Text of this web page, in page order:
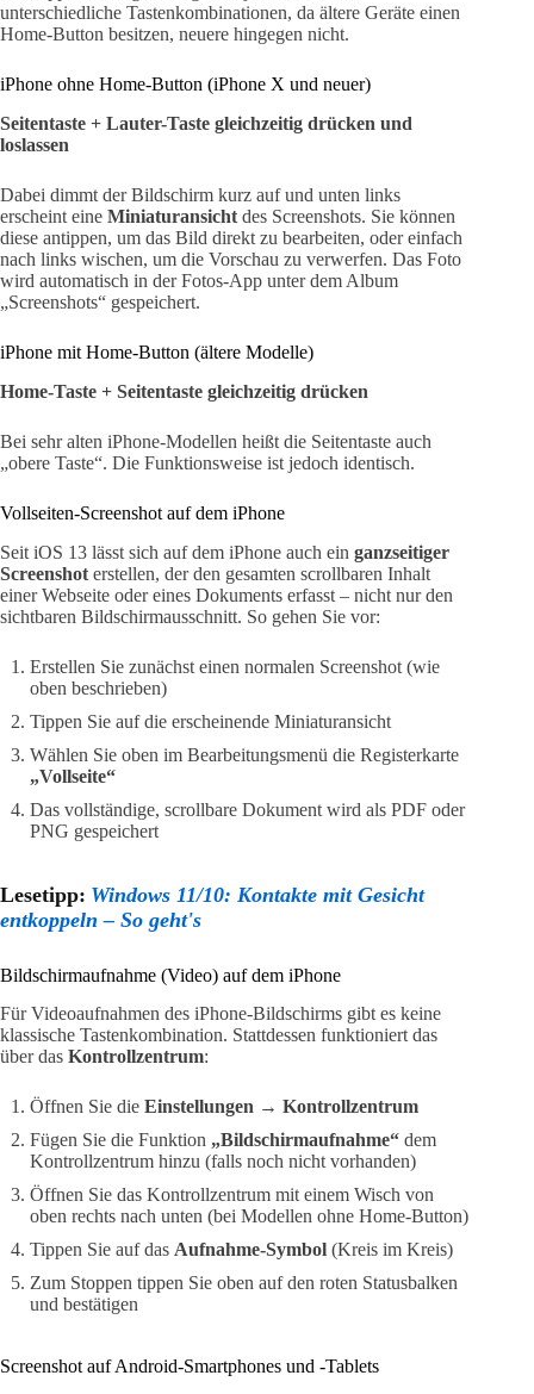
unterschiedliche Tastenkombinationen, da ältere Geräte einen
Home-Button besitzen, neuere hingegen nicht.
iPhone ohne Home-Button (iPhone X und neuer)
Seitentaste + Lauter-Taste gleichzeitig drücken und
loslassen
Dabei dimmt der Bildschirm kurz auf und unten links
erscheint eine Miniaturansicht des Screenshots. Sie können
diese antippen, um das Bild direkt zu bearbeiten, oder einfach
nach links wischen, um die Vorschau zu verwerfen. Das Foto
wird automatisch in der Fotos-App unter dem Album
„Screenshots“ gespeichert.
iPhone mit Home-Button (ältere Modelle)
Home-Taste + Seitentaste gleichzeitig drücken
Bei sehr alten iPhone-Modellen heißt die Seitentaste auch
„obere Taste“. Die Funktionsweise ist jedoch identisch.
Vollseiten-Screenshot auf dem iPhone
Seit iOS 13 lässt sich auf dem iPhone auch ein ganzseitiger
Screenshot erstellen, der den gesamten scrollbaren Inhalt
einer Webseite oder eines Dokuments erfasst – nicht nur den
sichtbaren Bildschirmausschnitt. So gehen Sie vor:
Erstellen Sie zunächst einen normalen Screenshot (wie
oben beschrieben)
Tippen Sie auf die erscheinende Miniaturansicht
Wählen Sie oben im Bearbeitungsmenü die Registerkarte
„Vollseite“
Das vollständige, scrollbare Dokument wird als PDF oder
PNG gespeichert
Lesetipp: Windows 11/10: Kontakte mit Gesicht
entkoppeln – So geht's
Bildschirmaufnahme (Video) auf dem iPhone
Für Videoaufnahmen des iPhone-Bildschirms gibt es keine
klassische Tastenkombination. Stattdessen funktioniert das
über das Kontrollzentrum:
Öffnen Sie die Einstellungen → Kontrollzentrum
Fügen Sie die Funktion „Bildschirmaufnahme“ dem
Kontrollzentrum hinzu (falls noch nicht vorhanden)
Öffnen Sie das Kontrollzentrum mit einem Wisch von
oben rechts nach unten (bei Modellen ohne Home-Button)
Tippen Sie auf das Aufnahme-Symbol (Kreis im Kreis)
Zum Stoppen tippen Sie oben auf den roten Statusbalken
und bestätigen
Screenshot auf Android-Smartphones und -Tablets